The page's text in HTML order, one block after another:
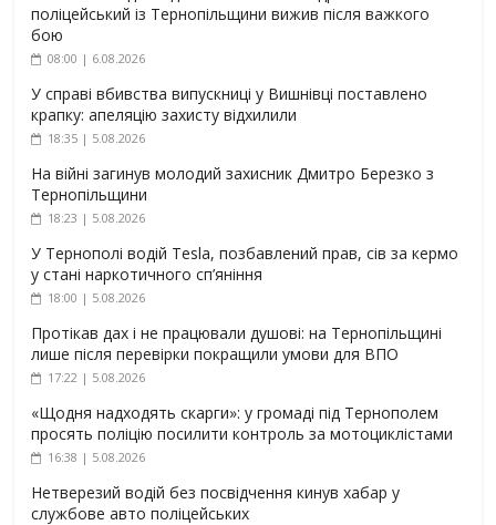
поліцейський із Тернопільщини вижив після важкого
бою
08:00 | 6.08.2026
У справі вбивства випускниці у Вишнівці поставлено
крапку: апеляцію захисту відхилили
18:35 | 5.08.2026
На війні загинув молодий захисник Дмитро Березко з
Тернопільщини
18:23 | 5.08.2026
У Тернополі водій Tesla, позбавлений прав, сів за кермо
у стані наркотичного сп’яніння
18:00 | 5.08.2026
Протікав дах і не працювали душові: на Тернопільщині
лише після перевірки покращили умови для ВПО
17:22 | 5.08.2026
«Щодня надходять скарги»: у громаді під Тернополем
просять поліцію посилити контроль за мотоциклістами
16:38 | 5.08.2026
Нетверезий водій без посвідчення кинув хабар у
службове авто поліцейських